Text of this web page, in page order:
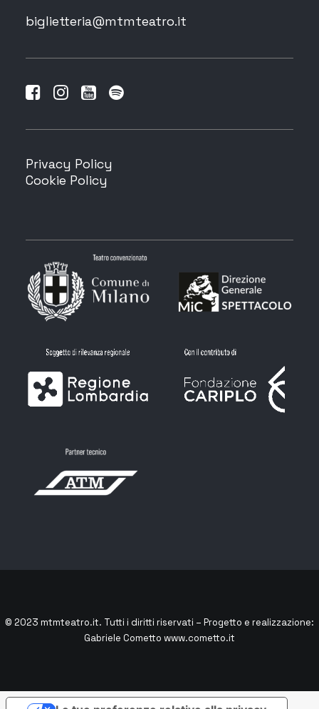
biglietteria@mtmteatro.it
Privacy Policy
Cookie Policy
© 2023 mtmteatro.it. Tutti i diritti riservati – Progetto e realizzazione:
Gabriele Cometto www.cometto.it